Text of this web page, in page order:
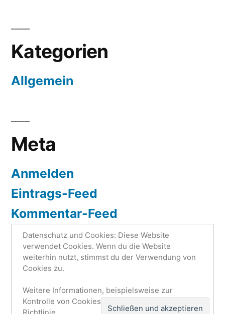
Kategorien
Allgemein
Meta
Anmelden
Eintrags-Feed
Kommentar-Feed
WordPress.org
Laraweb News,Stolz präsentiert von WordPress.
Datenschutzerklärung
Datenschutz und Cookies: Diese Website
verwendet Cookies. Wenn du die Website
weiterhin nutzt, stimmst du der Verwendung von
Cookies zu.
Weitere Informationen, beispielsweise zur
Kontrolle von Cookies, findest du hier: